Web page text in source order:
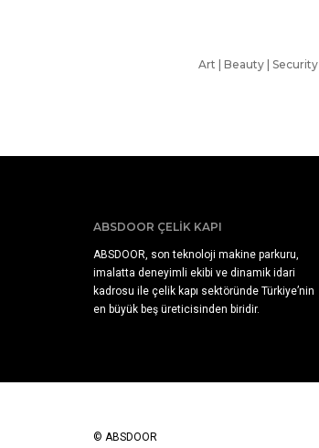
Art | Beauty | Security
ABSDOOR ÇELIK KAPI
ABSDOOR, son teknoloji makine parkuru,
imalatta deneyimli ekibi ve dinamik idari
kadrosu ile çelik kapı sektöründe Türkiye’nin
en büyük beş üreticisinden biridir.
© ABSDOOR